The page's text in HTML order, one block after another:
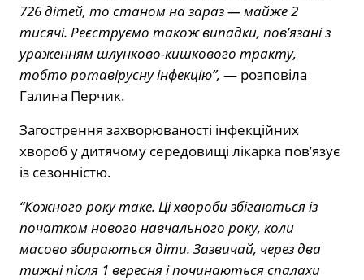
726 дітей, то станом на зараз — майже 2
тисячі. Реєструємо також випадки, пов’язані з
ураженням шлунково-кишкового тракту,
тобто ротавірусну інфекцію”, — розповіла
Галина Перчик.
Загострення захворюваності інфекційних
хвороб у дитячому середовищі лікарка пов’язує
із сезонністю.
“Кожного року таке. Ці хвороби збігаються із
початком нового навчального року, коли
масово збираються діти. Зазвичай, через два
тижні після 1 вересня і починаються спалахи